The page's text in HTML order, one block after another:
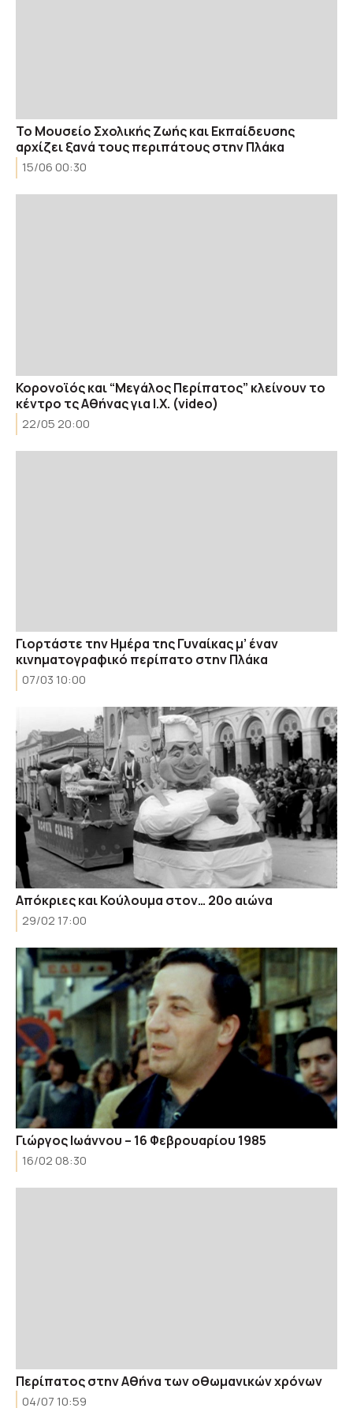
Το Μουσείο Σχολικής Ζωής και Εκπαίδευσης
αρχίζει ξανά τους περιπάτους στην Πλάκα
15/06 00:30
Κορονοϊός και “Μεγάλος Περίπατος” κλείνουν το
κέντρο τς Αθήνας για Ι.Χ. (video)
22/05 20:00
Γιορτάστε την Ημέρα της Γυναίκας μ’ έναν
κινηματογραφικό περίπατο στην Πλάκα
07/03 10:00
Απόκριες και Κούλουμα στον… 20ο αιώνα
29/02 17:00
Γιώργος Ιωάννου – 16 Φεβρουαρίου 1985
16/02 08:30
Περίπατος στην Αθήνα των οθωμανικών χρόνων
04/07 10:59